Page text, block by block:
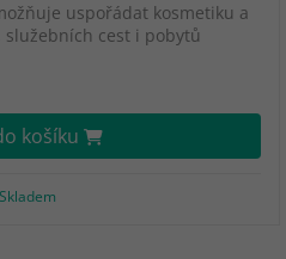
uspořádat kosmetiku a
cest i pobytů
košíku
Skladem